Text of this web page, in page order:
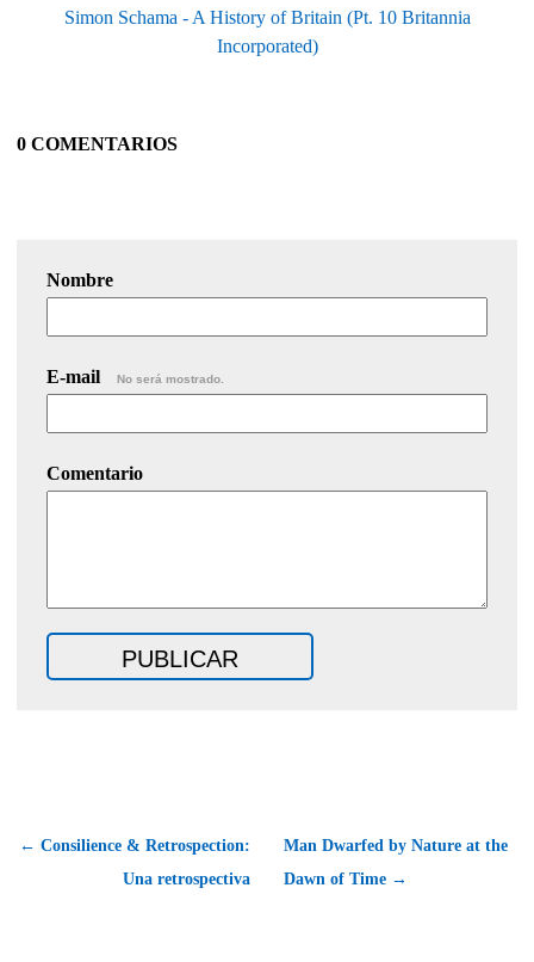
Simon Schama - A History of Britain (Pt. 10 Britannia
Incorporated)
0 COMENTARIOS
Nombre
E-mail No será mostrado.
Comentario
← Consilience & Retrospection:
Una retrospectiva
Man Dwarfed by Nature at the
Dawn of Time →